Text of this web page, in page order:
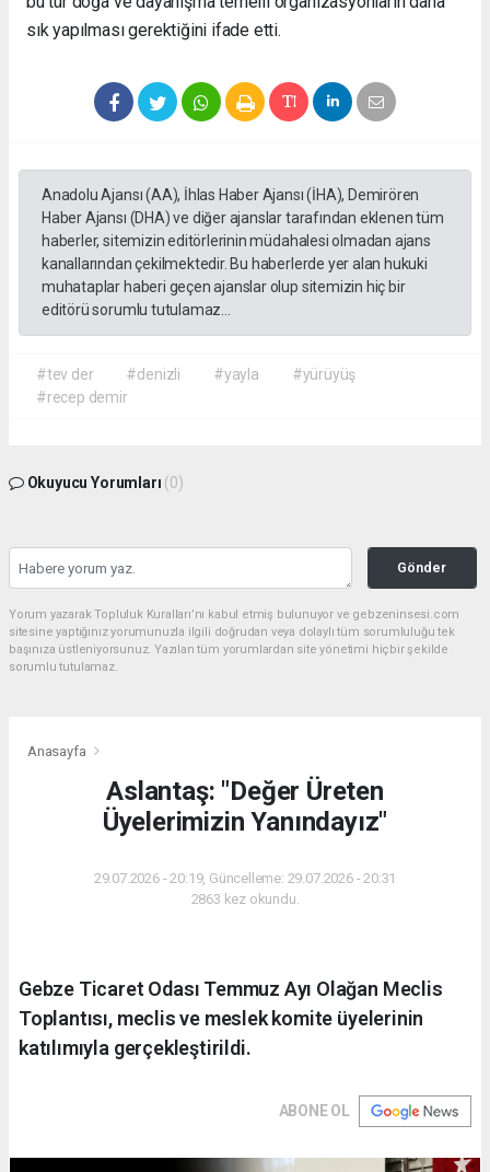
sık yapılması gerektiğini ifade etti.
Anadolu Ajansı (AA), İhlas Haber Ajansı (İHA), Demirören
Haber Ajansı (DHA) ve diğer ajanslar tarafından eklenen tüm
haberler, sitemizin editörlerinin müdahalesi olmadan ajans
kanallarından çekilmektedir. Bu haberlerde yer alan hukuki
muhataplar haberi geçen ajanslar olup sitemizin hiç bir
editörü sorumlu tutulamaz...
#tev der #denizli #yayla
#yürüyüş
#recep demir
Okuyucu Yorumları (0)
Gönder
Yorum yazarak Topluluk Kuralları’nı kabul etmiş bulunuyor ve gebzeninsesi.com
sitesine yaptığınız yorumunuzla ilgili doğrudan veya dolaylı tüm sorumluluğu tek
başınıza üstleniyorsunuz. Yazılan tüm yorumlardan site yönetimi hiçbir şekilde
sorumlu tutulamaz.
Anasayfa
Aslantaş: "Değer Üreten
Üyelerimizin Yanındayız"
29.07.2026 - 20:19, Güncelleme: 29.07.2026 - 20:31
2863 kez okundu.
Gebze Ticaret Odası Temmuz Ayı Olağan Meclis
Toplantısı, meclis ve meslek komite üyelerinin
katılımıyla gerçekleştirildi.
ABONE OL